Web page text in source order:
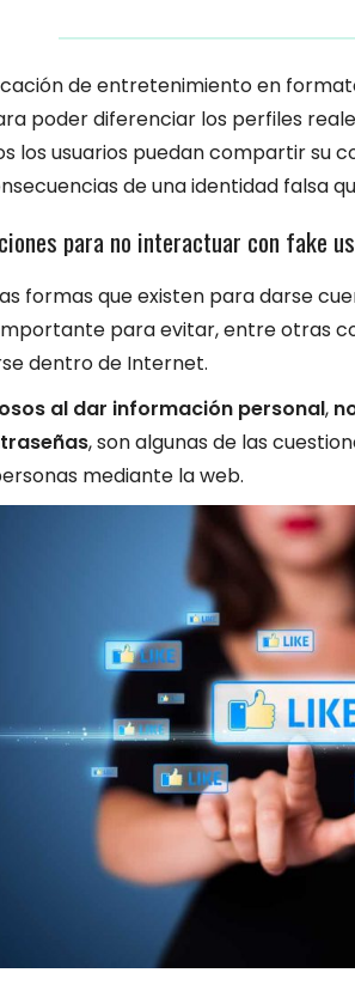
de entretenimiento en
poder diferenciar los perfiles
los usuarios puedan compartir su
de una identidad falsa
para no interactuar con fake
formas que existen para darse
para evitar, entre otras
dentro de Internet.
al dar información personal,
, son algunas de las
mediante la web.